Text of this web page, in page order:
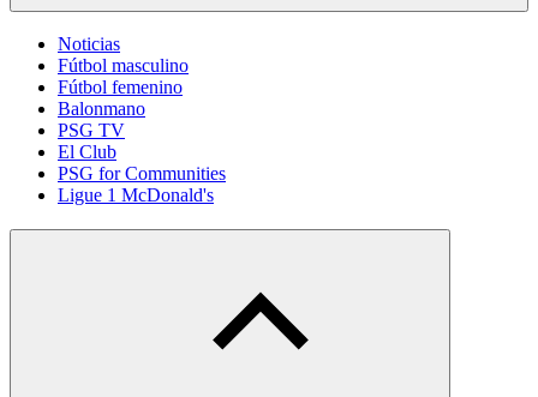
Noticias
Fútbol masculino
Fútbol femenino
Balonmano
PSG TV
El Club
PSG for Communities
Ligue 1 McDonald's